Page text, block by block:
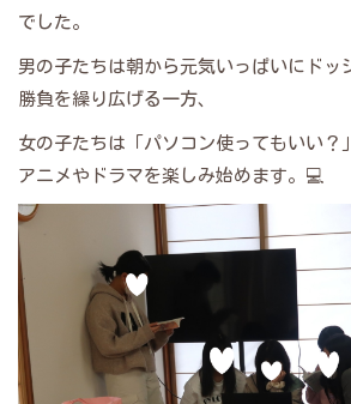
でした。
男の子たちは朝から元気いっぱいにドッ
勝負を繰り広げる一方、
女の子たちは「パソコン使ってもいい？
アニメやドラマを楽しみ始めます。💻